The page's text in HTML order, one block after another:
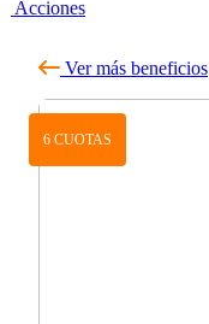
Acciones
Ver más beneficios
6 CUOTAS